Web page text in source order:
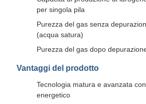
per singola pila
Purezza del gas senza
(acqua satura)
Purezza del gas dopo
Vantaggi del prodotto
Tecnologia matura e avanzata
energetico